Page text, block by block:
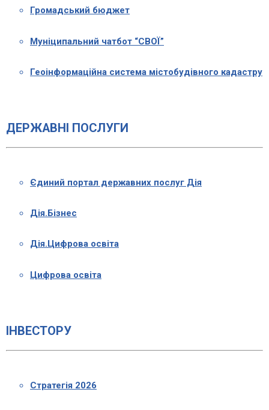
Громадський бюджет
Муніципальний чатбот “СВОЇ”
Геоінформаційна система містобудівного кадастру
ДЕРЖАВНІ ПОСЛУГИ
Єдиний портал державних послуг Дія
Дія.Бізнес
Дія.Цифрова освіта
Цифрова освіта
ІНВЕСТОРУ
Стратегія 2026